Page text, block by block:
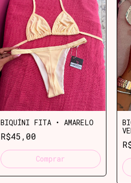
BIQUÍNI FITA • AMARELO
R$45,00
Comprar